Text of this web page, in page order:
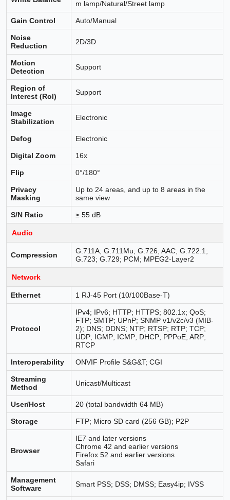
m lamp/Natural/Street lamp
Gain Control Auto/Manual
Noise
Reduction
2D/3D
Motion
Detection
Support
Region of
Interest (RoI)
Support
Image
Stabilization
Electronic
Defog Electronic
Digital Zoom 16x
Flip 0°/180°
Privacy
Masking
Up to 24 areas, and up to 8 areas in the
same view
S/N Ratio ≥ 55 dB
Audio
Compression
G.711A; G.711Mu; G.726; AAC; G.722.1;
G.723; G.729; PCM; MPEG2-Layer2
Network
Ethernet 1 RJ-45 Port (10/100Base-T)
Protocol
IPv4; IPv6; HTTP; HTTPS; 802.1x; QoS;
FTP; SMTP; UPnP; SNMP v1/v2c/v3 (MIB-
2); DNS; DDNS; NTP; RTSP; RTP; TCP;
UDP; IGMP; ICMP; DHCP; PPPoE; ARP;
RTCP
Interoperability ONVIF Profile S&G&T; CGI
Streaming
Method
Unicast/Multicast
User/Host 20 (total bandwidth 64 MB)
Storage FTP; Micro SD card (256 GB); P2P
Browser
IE7 and later versions
Chrome 42 and earlier versions
Firefox 52 and earlier versions
Safari
Management
Software
Smart PSS; DSS; DMSS; Easy4ip; IVSS